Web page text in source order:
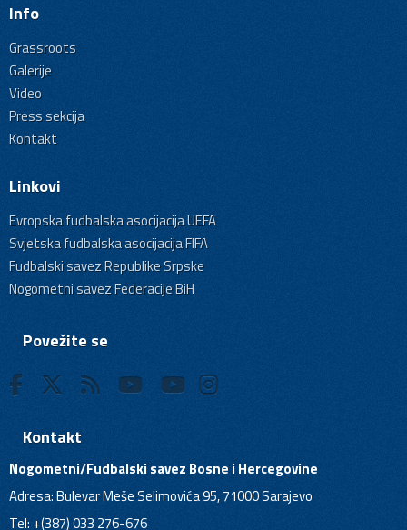
Info
Grassroots
Galerije
Video
Press sekcija
Kontakt
Linkovi
Evropska fudbalska asocijacija UEFA
Svjetska fudbalska asocijacija FIFA
Fudbalski savez Republike Srpske
Nogometni savez Federacije BiH
Povežite se
Kontakt
Nogometni/Fudbalski savez Bosne i Hercegovine
Adresa: Bulevar Meše Selimovića 95, 71000 Sarajevo
Tel: +(387) 033 276-676